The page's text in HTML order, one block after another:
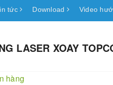
tức Download Video
LASER XOAY
hàng